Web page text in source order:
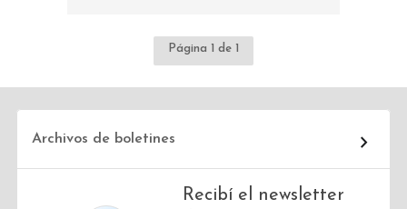
Página 1 de 1
Archivos de boletines
Recibí el newsletter